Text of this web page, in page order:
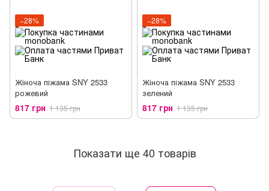
−28%
Жіноча піжама SNY 2533
рожевий
817 грн 1 135 грн
−28%
Жіноча піжама SNY 2533
зелений
817 грн 1 135 грн
Показати ще 40 товарів